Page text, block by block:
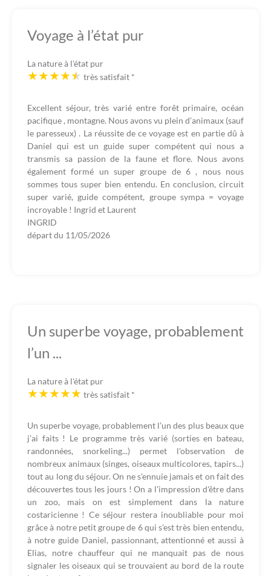
Voyage à l’état pur
La nature à l'état pur
très satisfait *
Excellent séjour, très varié entre forêt primaire, océan
pacifique , montagne. Nous avons vu plein d’animaux (sauf
le paresseux) . La réussite de ce voyage est en partie dû à
Daniel qui est un guide super compétent qui nous a
transmis sa passion de la faune et flore. Nous avons
également formé un super groupe de 6 , nous nous
sommes tous super bien entendu. En conclusion, circuit
super varié, guide compétent, groupe sympa = voyage
incroyable ! Ingrid et Laurent
INGRID
départ du 11/05/2026
Un superbe voyage, probablement
l’un ...
La nature à l'état pur
très satisfait *
Un superbe voyage, probablement l’un des plus beaux que
j’ai faits ! Le programme très varié (sorties en bateau,
randonnées, snorkeling...) permet l'observation de
nombreux animaux (singes, oiseaux multicolores, tapirs...)
tout au long du séjour. On ne s'ennuie jamais et on fait des
découvertes tous les jours ! On a l'impression d'être dans
un zoo, mais on est simplement dans la nature
costaricienne ! Ce séjour restera inoubliable pour moi
grâce à notre petit groupe de 6 qui s'est très bien entendu,
à notre guide Daniel, passionnant, attentionné et aussi à
Elias, notre chauffeur qui ne manquait pas de nous
signaler les oiseaux qui se trouvaient au bord de la route